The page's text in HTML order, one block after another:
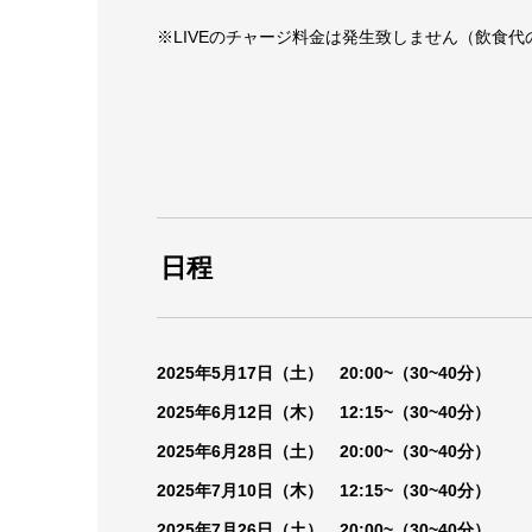
※LIVEのチャージ料金は発生致しません（飲食代
日程
2025年5月17日（土） 20:00~（30~40分）
2025年6月12日（木） 12:15~（30~40分）
2025年6月28日（土） 20:00~（30~40分）
2025年7月10日（木） 12:15~（30~40分）